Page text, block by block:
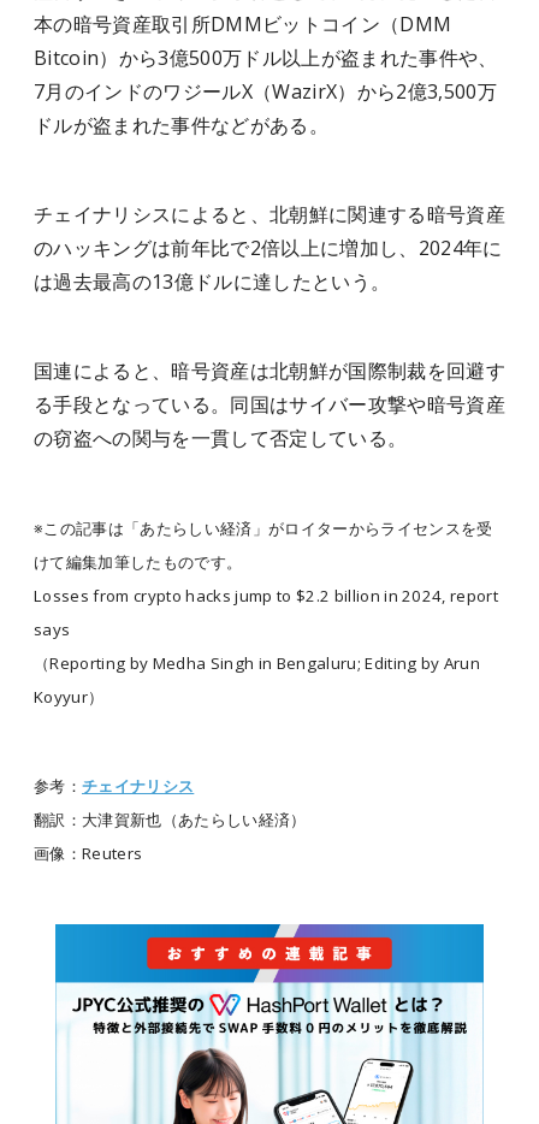
本の暗号資産取引所DMMビットコイン（DMM
Bitcoin）から3億500万ドル以上が盗まれた事件や、
7月のインドのワジールX（WazirX）から2億3,500万
ドルが盗まれた事件などがある。
チェイナリシスによると、北朝鮮に関連する暗号資産
のハッキングは前年比で2倍以上に増加し、2024年に
は過去最高の13億ドルに達したという。
国連によると、暗号資産は北朝鮮が国際制裁を回避す
る手段となっている。同国はサイバー攻撃や暗号資産
の窃盗への関与を一貫して否定している。
※この記事は「あたらしい経済」がロイターからライセンスを受
けて編集加筆したものです。
Losses from crypto hacks jump to $2.2 billion in 2024, report
says
（Reporting by Medha Singh in Bengaluru; Editing by Arun
Koyyur）
参考： チェイナリシス
翻訳：大津賀新也（あたらしい経済）
画像：Reuters